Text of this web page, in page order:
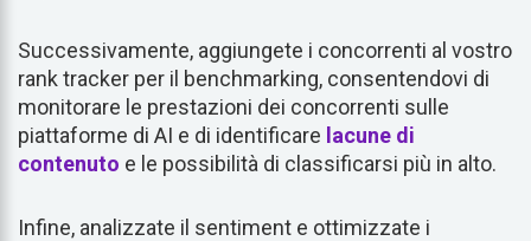
Successivamente, aggiungete i concorrenti al vostro
rank tracker per il benchmarking, consentendovi di
monitorare le prestazioni dei concorrenti sulle
piattaforme di AI e di identificare lacune di
contenuto e le possibilità di classificarsi più in alto.
Infine, analizzate il sentiment e ottimizzate i